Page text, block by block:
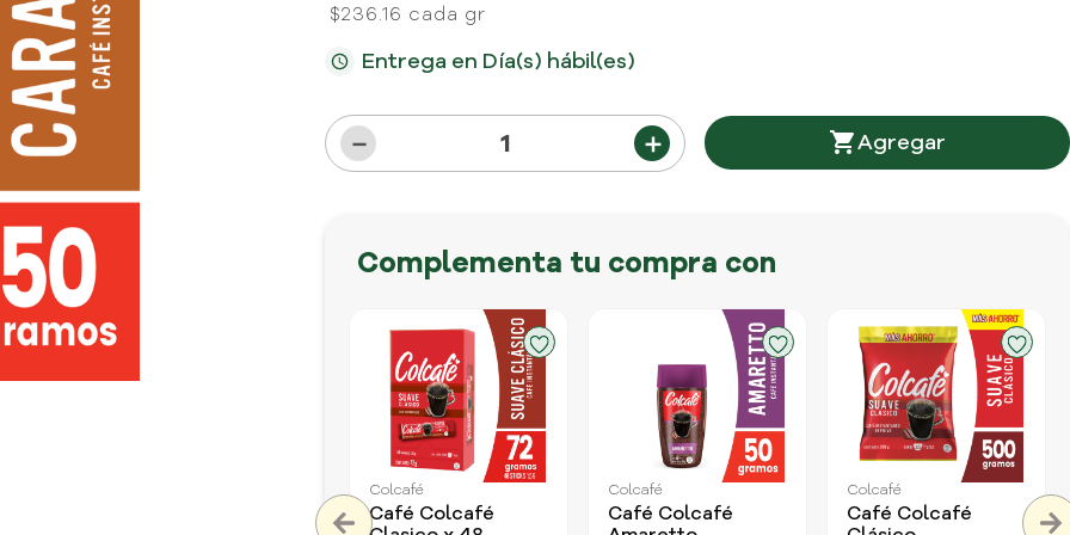
especial aguila
$236.16 cada gr
Entrega en Día(s) hábil(es)
＋
－
Complementa tu compra con
50 gr
Colcafé
Café Colcafé
Colcafé
Café Colcafé
Colcafé
Café Colcafé